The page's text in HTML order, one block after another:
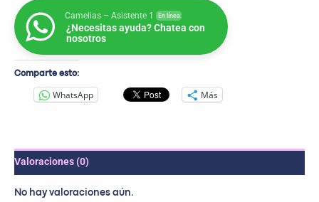
Camelias – Asistente 1 En línea
¿Necesitas ayuda? Chatea con
nosotros
Comparte esto:
WhatsApp Más
Valoraciones (0)
No hay valoraciones aún.